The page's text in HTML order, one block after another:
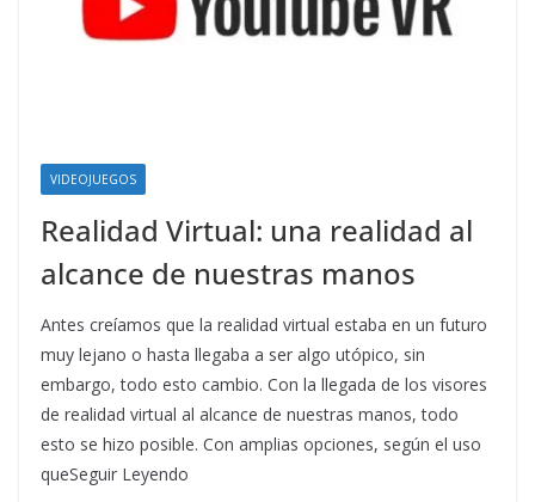
VIDEOJUEGOS
Realidad Virtual: una realidad al
alcance de nuestras manos
Antes creíamos que la realidad virtual estaba en un futuro
muy lejano o hasta llegaba a ser algo utópico, sin
embargo, todo esto cambio. Con la llegada de los visores
de realidad virtual al alcance de nuestras manos, todo
esto se hizo posible. Con amplias opciones, según el uso
queSeguir Leyendo